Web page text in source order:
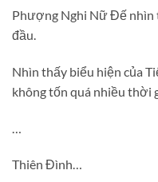
Phượng Nghi Nữ Đế nhìn
đầu.
Nhìn thấy biểu hiện của
không tốn quá nhiều thời
Thiên Đình…